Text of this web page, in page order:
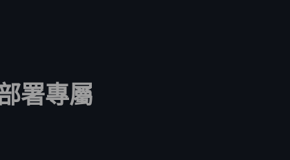
署專屬